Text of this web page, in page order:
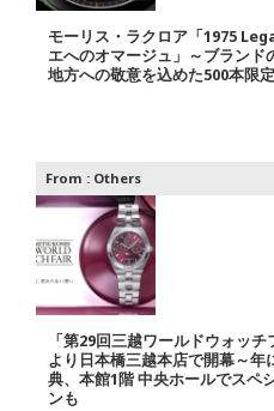
モーリス・ラクロア「1975
エへのオマージュ」～ブランド
地方への敬意を込めた500本限
From : Others
「第29回三越ワールドウォッ
より日本橋三越本店で開幕～年
典、本館1階 中央ホールでスペ
ンも